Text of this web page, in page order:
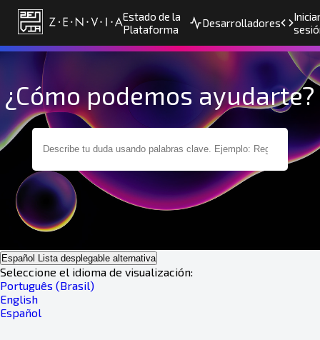
Estado de la
Plataforma
Desarrolladores
¿Cómo podemos ayudarte?
Español Lista desplegable alternativa
Seleccione el idioma de visualización:
Português (Brasil)
English
Español